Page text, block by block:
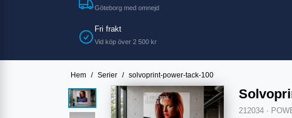
Göteborg med omnejd
Fri frakt
Vid köp över 2 500 kr
Hem / Serier / solvoprint-power-tack-100
212034 ·